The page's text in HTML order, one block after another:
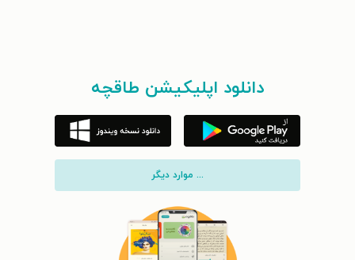
دانلود اپلیکیشن طاقچه
... موارد دیگر